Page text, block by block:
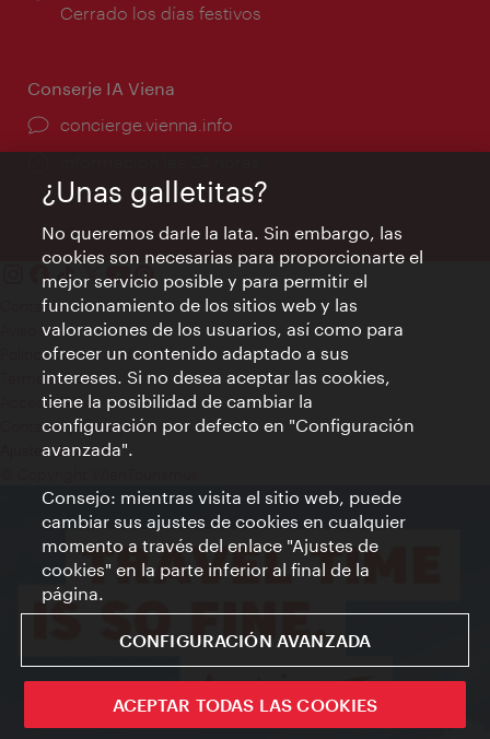
de
Cerrado los días festivos
Conserje IA Viena
concierge.vienna.info
Contacto
Aviso legal
Política de privacidad de datos
Terms of Use
Accesibilidad
Contacto para la prensa
Ajustes de cookie
¿Unas galletitas?
No queremos darle la lata. Sin embargo, las
cookies son necesarias para proporcionarte el
mejor servicio posible y para permitir el
funcionamiento de los sitios web y las
valoraciones de los usuarios, así como para
ofrecer un contenido adaptado a sus
intereses. Si no desea aceptar las cookies,
tiene la posibilidad de cambiar la
configuración por defecto en "Configuración
avanzada".
Consejo: mientras visita el sitio web, puede
cambiar sus ajustes de cookies en cualquier
momento a través del enlace "Ajustes de
cookies" en la parte inferior al final de la
página.
CONFIGURACIÓN AVANZADA
ACEPTAR TODAS LAS COOKIES